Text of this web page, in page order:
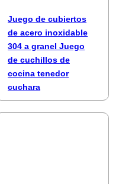
Juego de cubiertos
de acero inoxidable
304 a granel Juego
de cuchillos de
cocina tenedor
cuchara